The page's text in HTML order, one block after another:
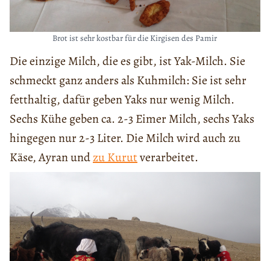
Brot ist sehr kostbar für die Kirgisen des Pamir
Die einzige Milch, die es gibt, ist Yak-Milch. Sie
schmeckt ganz anders als Kuhmilch: Sie ist sehr
fetthaltig, dafür geben Yaks nur wenig Milch.
Sechs Kühe geben ca. 2-3 Eimer Milch, sechs Yaks
hingegen nur 2-3 Liter. Die Milch wird auch zu
Käse, Ayran undzu Kurutverarbeitet.